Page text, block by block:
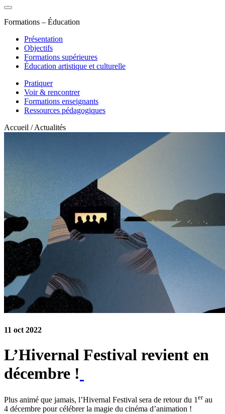
Formations – Éducation
Présentation
Objectifs
Formations supérieures
Éducation artistique et culturelle
Pratiquer
Voir & rencontrer
Formations enseignants
Ressources pédagogiques
Accueil / Actualités
11 oct 2022
L’Hivernal Festival revient en
décembre !
Plus animé que jamais, l’Hivernal Festival sera de retour du 1erau
4 décembre pour célébrer la magie du cinéma d’animation !